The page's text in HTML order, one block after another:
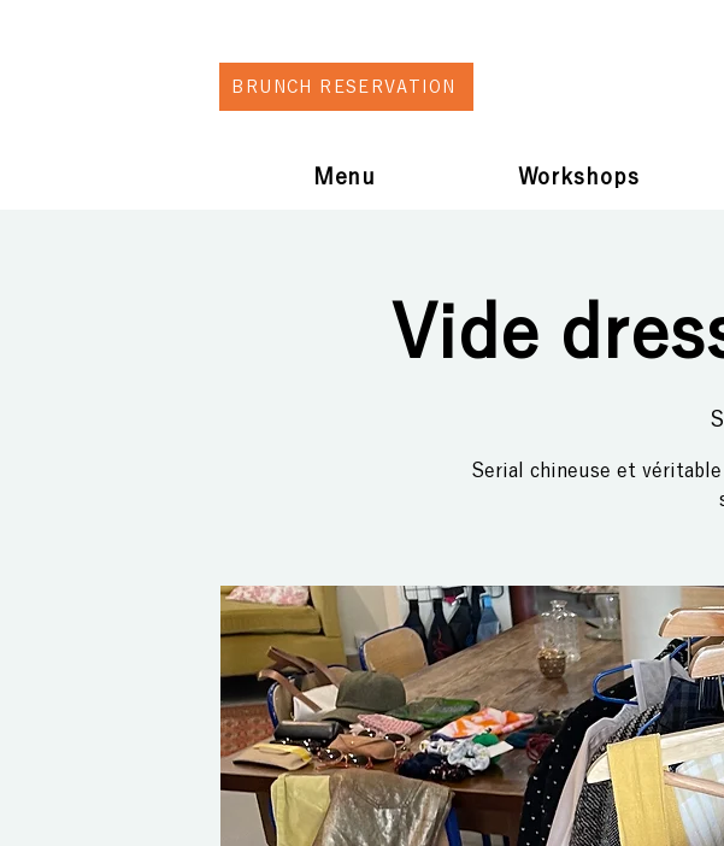
Menu Workshops
BRUNCH RESERVATION
Vide
Serial chineuse et